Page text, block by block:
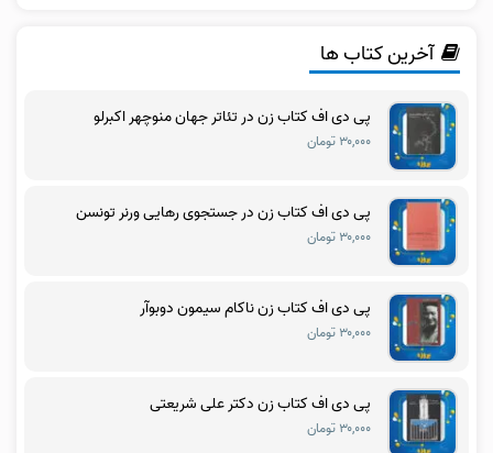
آخرین کتاب ها
پی دی اف کتاب زن در تئاتر جهان منوچهر اکبرلو
۳۰,۰۰۰ تومان
پی دی اف کتاب زن در جستجوی رهایی ورنر تونسن
۳۰,۰۰۰ تومان
پی دی اف کتاب زن ناکام سیمون دوبوآر
۳۰,۰۰۰ تومان
پی دی اف کتاب زن دکتر علی شریعتی
۳۰,۰۰۰ تومان